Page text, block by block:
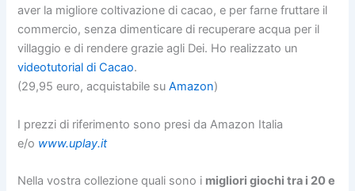
aver la migliore coltivazione di cacao, e per farne fruttare il
commercio, senza dimenticare di recuperare acqua per il
villaggio e di rendere grazie agli Dei. Ho realizzato un
videotutorial di Cacao.
(29,95 euro, acquistabile suAmazon)
I prezzi di riferimento sono presi da Amazon Italia
e/o www.uplay.it
Nella vostra collezione quali sono i migliori giochi tra i 20 e